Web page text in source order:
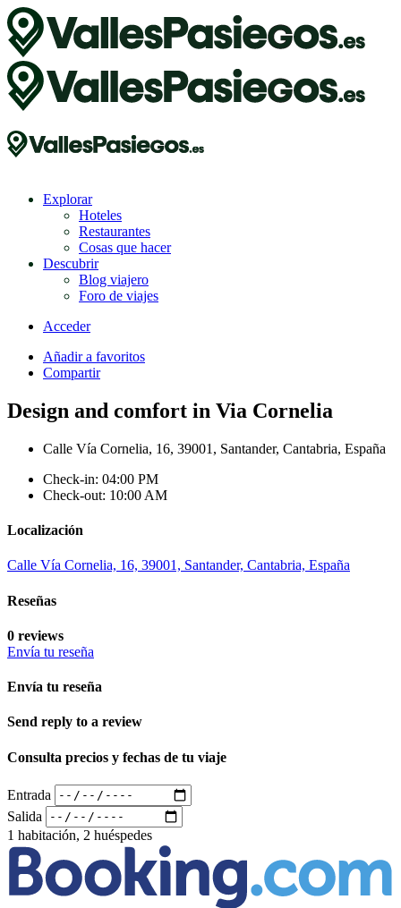
Explorar
Hoteles
Restaurantes
Cosas que hacer
Descubrir
Blog viajero
Foro de viajes
Acceder
Añadir a favoritos
Compartir
Design and comfort in Via Cornelia
Calle Vía Cornelia, 16, 39001, Santander, Cantabria, España
Check-in: 04:00 PM
Check-out: 10:00 AM
Localización
Calle Vía Cornelia, 16, 39001, Santander, Cantabria, España
Reseñas
0 reviews
Envía tu reseña
Envía tu reseña
Send reply to a review
Consulta precios y fechas de tu viaje
Entrada
Salida
1 habitación, 2 huéspedes